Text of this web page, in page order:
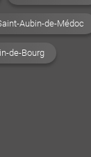
Aubin-de-Médoc
de-Bourg